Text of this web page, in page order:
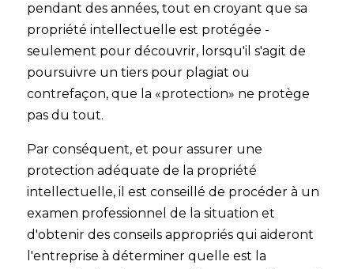
pendant des années, tout en croyant que sa
propriété intellectuelle est protégée -
seulement pour découvrir, lorsqu'il s'agit de
poursuivre un tiers pour plagiat ou
contrefaçon, que la «protection» ne protège
pas du tout.
Par conséquent, et pour assurer une
protection adéquate de la propriété
intellectuelle, il est conseillé de procéder à un
examen professionnel de la situation et
d'obtenir des conseils appropriés qui aideront
l'entreprise à déterminer quelle est la